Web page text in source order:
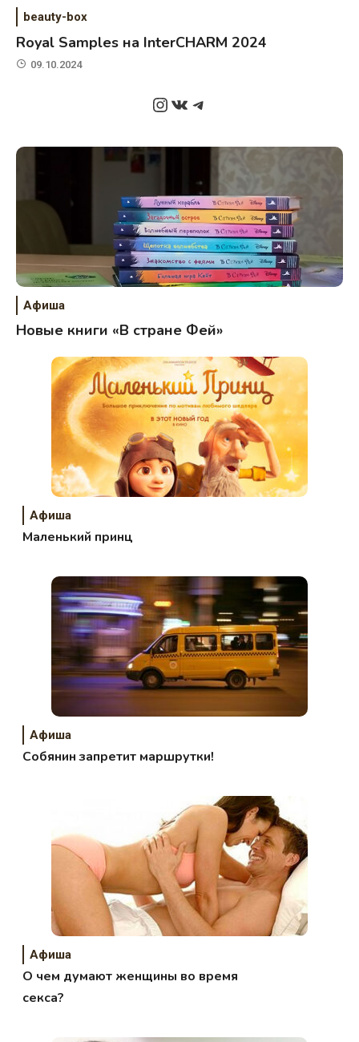
beauty-box
Royal Samples на InterCHARM 2024
09.10.2024
Instagram
ВКонтакте
Telegram
Афиша
Новые книги «В стране Фей»
Афиша
Маленький принц
Афиша
Собянин запретит маршрутки!
Афиша
О чем думают женщины во время
секса?